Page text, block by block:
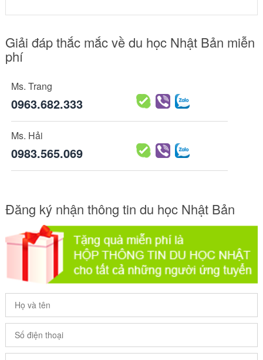
Giải đáp thắc mắc về du học Nhật Bản miễn
phí
Ms. Trang
0963.682.333
Ms. Hải
0983.565.069
Đăng ký nhận thông tin du học Nhật Bản